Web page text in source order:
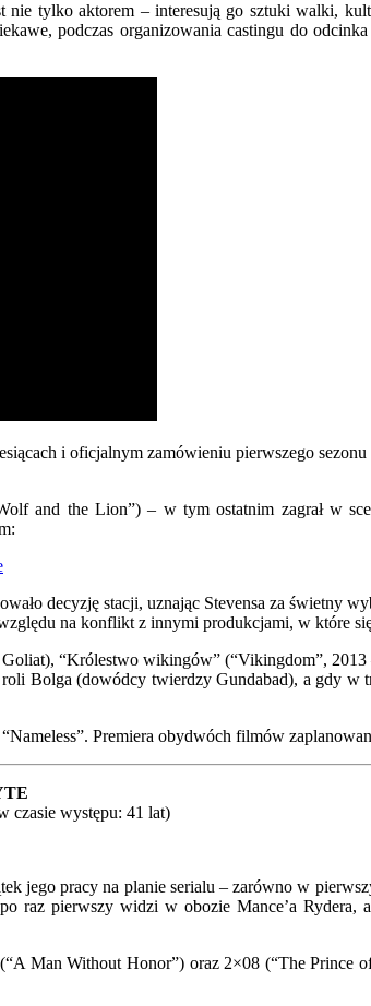
nie tylko aktorem – interesują go sztuki walki,
podczas organizowania castingu do
i oficjalnym zamówieniu pierwszego
and the Lion”) – w tym ostatnim zagrał w
decyzję stacji, uznając Stevensa za świetny
na konflikt z innymi produkcjami, w które
“Królestwo wikingów” (“Vikingdom”,
Bolga (dowódcy twierdzy Gundabad), a gdy w
Premiera obydwóch filmów
czasie występu: 41 lat)
jego pracy na planie serialu – zarówno w
raz pierwszy widzi w obozie Mance’a
Man Without Honor”) oraz 2×08 (“The Prince